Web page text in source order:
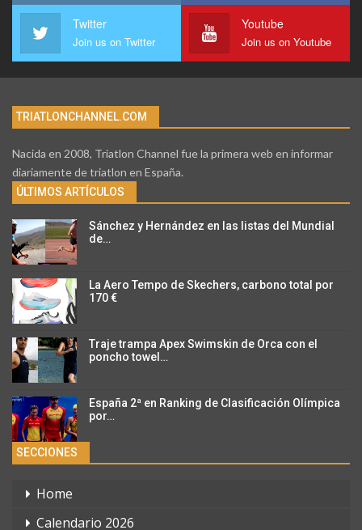
Twitter
Join us on Twitter
Youtube
Join us on Youtube
TRIATLONCHANNEL.COM
Nacida en 2008, Triatlon Channel fue la primera web en informar
diariamente de triatlon en España.
ÚLTIMOS ARTÍCULOS
Sánchez y Hernández en las listas del Mundial
de…
La Aero Tempo de Skechers, carbono total por
170 €
Traje trampa Apex Swimskin de Orca con el
poncho towel…
España 2ª en Ranking de Clasificación Olímpica
por…
SECCIONES
Home
Calendario 2026